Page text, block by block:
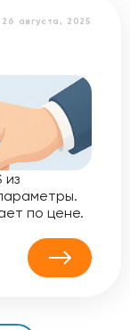
26 августа, 2025
из
по цене.